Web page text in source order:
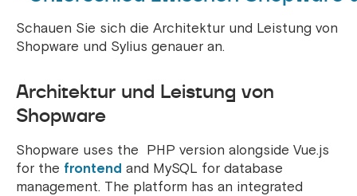
Schauen Sie sich die Architektur und Leistung von
Shopware und Sylius genauer an.
Architektur und Leistung von
Shopware
Shopware uses the PHP version alongside Vue.js
for the frontend and MySQL for database
management. The platform has an integrated